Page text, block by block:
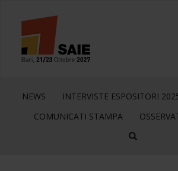
NEWS INTERVISTE ESPOSITORI
COMUNICATI STAMPA